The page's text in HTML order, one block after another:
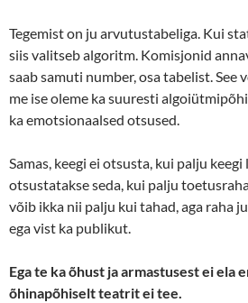
Tegemist on ju arvutustabeliga. Kui
siis valitseb algoritm. Komisjonid
saab samuti number, osa tabelist. See
me ise oleme ka suuresti
ka emotsionaalsed otsused.
Samas, keegi ei otsusta, kui palju
otsustatakse seda, kui palju
võib ikka nii palju kui tahad, aga raha
ega vist ka publikut.
Ega te ka õhust ja armastusest ei ela
õhinapõhiselt teatrit ei tee.